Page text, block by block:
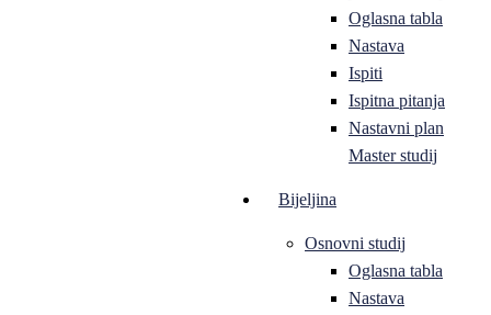
Oglasna tabla
Nastava
Ispiti
Ispitna pitanja
Nastavni plan
Master studij
Bijeljina
Osnovni studij
Oglasna tabla
Nastava